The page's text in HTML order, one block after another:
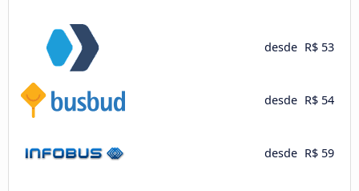
desde R$ 53
desde R$ 54
desde R$ 59